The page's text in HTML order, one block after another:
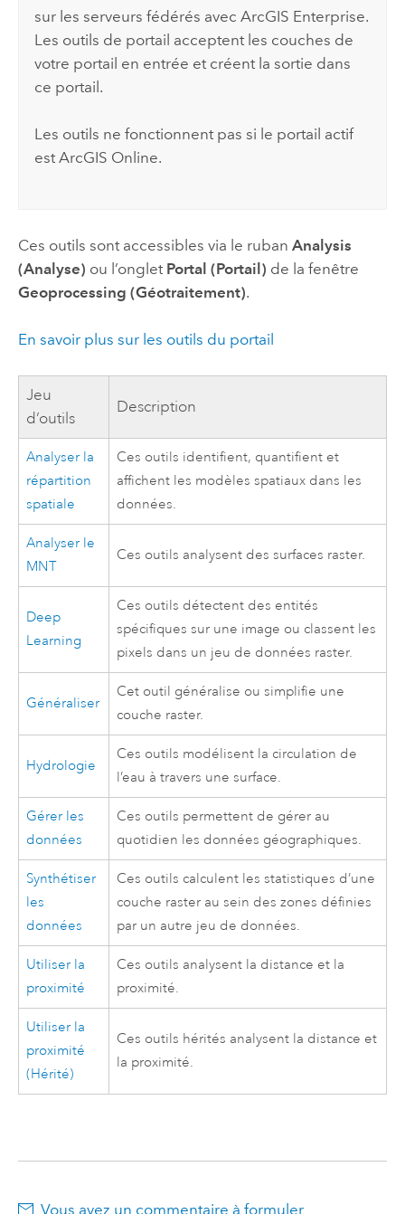
sur les serveurs fédérés avecArcGIS Enterprise.
Les outils de portail acceptent les couches de
votre portail en entrée et créent la sortie dans
ce portail.
Les outils ne fonctionnent pas si le portail actif
estArcGIS Online.
Ces outils sont accessibles via le ruban Analysis
(Analyse) ou l’onglet Portal (Portail) de la fenêtre
Geoprocessing (Géotraitement).
En savoir plus sur les outils du portail
Jeu
d’outils
Description
Analyser la
répartition
spatiale
Ces outils identifient, quantifient et
affichent les modèles spatiaux dans les
données.
Analyser le
MNT
Ces outils analysent des surfaces raster.
Deep
Learning
Ces outils détectent des entités
spécifiques sur une image ou classent les
pixels dans un jeu de données raster.
Généraliser
Cet outil généralise ou simplifie une
couche raster.
Hydrologie
Ces outils modélisent la circulation de
l’eau à travers une surface.
Gérer les
données
Ces outils permettent de gérer au
quotidien les données géographiques.
Synthétiser
les
données
Ces outils calculent les statistiques d’une
couche raster au sein des zones définies
par un autre jeu de données.
Utiliser la
proximité
Ces outils analysent la distance et la
proximité.
Utiliser la
proximité
(Hérité)
Ces outils hérités analysent la distance et
la proximité.
Vous avez un commentaire à formuler